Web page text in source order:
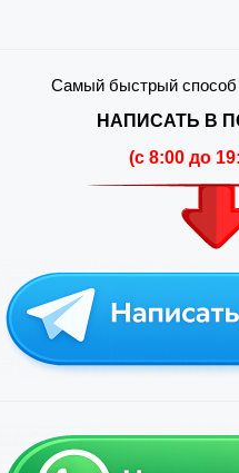
Самый быстрый способ
НАПИСАТЬ В
(c 8:00 до